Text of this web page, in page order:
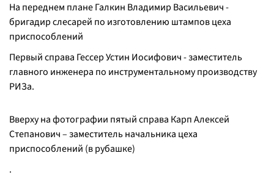
На переднем плане Галкин Владимир Васильевич -
бригадир слесарей по изготовлению штампов цеха
приспособлений
Первый справа Гессер Устин Иосифович - заместитель
главного инженера по инструментальному производству
РИЗа.
Вверху на фотографии пятый справа Карп Алексей
Степанович – заместитель начальника цеха
приспособлений (в рубашке)
.